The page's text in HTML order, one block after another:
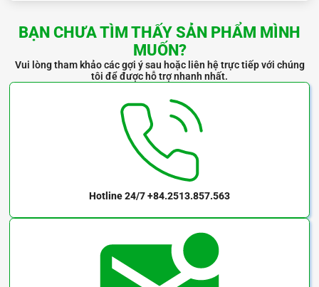
BẠN CHƯA TÌM THẤY SẢN PHẨM MÌNH
MUỐN?
Vui lòng tham khảo các gợi ý sau hoặc liên hệ trực tiếp với chúng
tôi để được hỗ trợ nhanh nhất.
Hotline 24/7+84.2513.857.563